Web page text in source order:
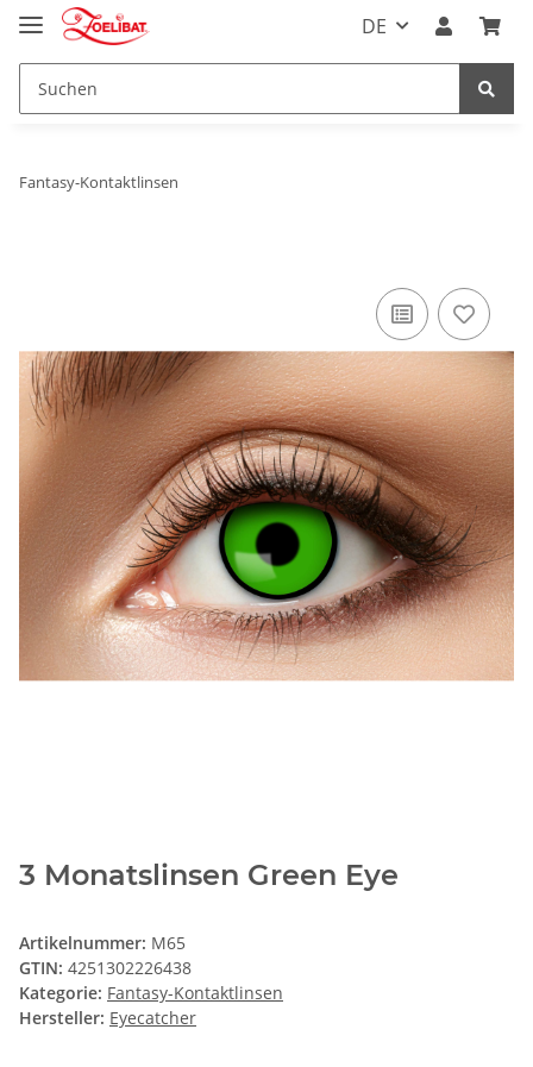
DE
Fantasy-Kontaktlinsen
3 Monatslinsen Green Eye
Artikelnummer: M65
GTIN: 4251302226438
Kategorie: Fantasy-Kontaktlinsen
Hersteller: Eyecatcher